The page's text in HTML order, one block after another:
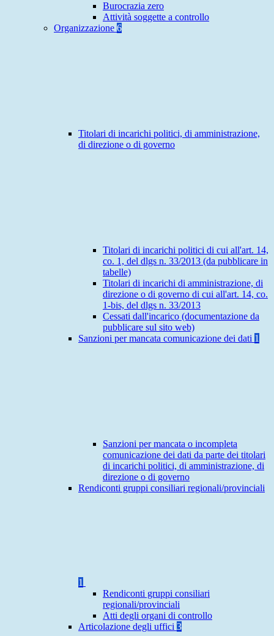
Burocrazia zero
Attività soggette a controllo
Organizzazione 6
Titolari di incarichi politici, di amministrazione,
di direzione o di governo
Titolari di incarichi politici di cui all'art. 14,
co. 1, del dlgs n. 33/2013 (da pubblicare in
tabelle)
Titolari di incarichi di amministrazione, di
direzione o di governo di cui all'art. 14, co.
1-bis, del dlgs n. 33/2013
Cessati dall'incarico (documentazione da
pubblicare sul sito web)
Sanzioni per mancata comunicazione dei dati 1
Sanzioni per mancata o incompleta
comunicazione dei dati da parte dei titolari
di incarichi politici, di amministrazione, di
direzione o di governo
Rendiconti gruppi consiliari regionali/provinciali
1
Rendiconti gruppi consiliari
regionali/provinciali
Atti degli organi di controllo
Articolazione degli uffici 3